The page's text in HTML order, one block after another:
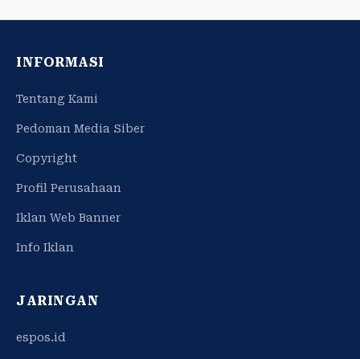
INFORMASI
Tentang Kami
Pedoman Media Siber
Copyright
Profil Perusahaan
Iklan Web Banner
Info Iklan
JARINGAN
espos.id